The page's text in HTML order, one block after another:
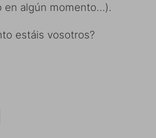
en algún momento…).
estáis vosotros?